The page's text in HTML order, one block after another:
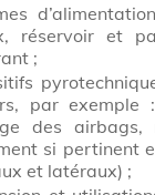
réservoir et
;
par exemple
des airbags,
si pertinent
et latéraux) ;